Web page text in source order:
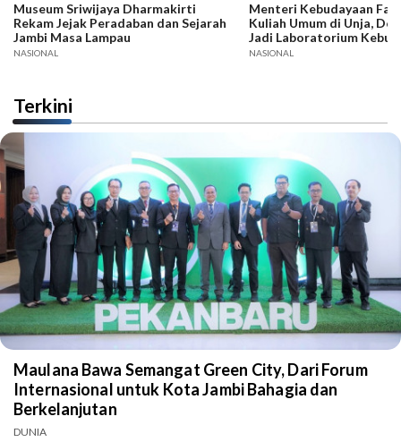
Museum Sriwijaya Dharmakirti
Rekam Jejak Peradaban dan Sejarah
Jambi Masa Lampau
NASIONAL
Menteri Kebudayaan
Kuliah Umum di Unja,
Jadi Laboratorium
NASIONAL
Terkini
Maulana Bawa Semangat Green City, Dari Forum
Internasional untuk Kota Jambi Bahagia dan
Berkelanjutan
DUNIA